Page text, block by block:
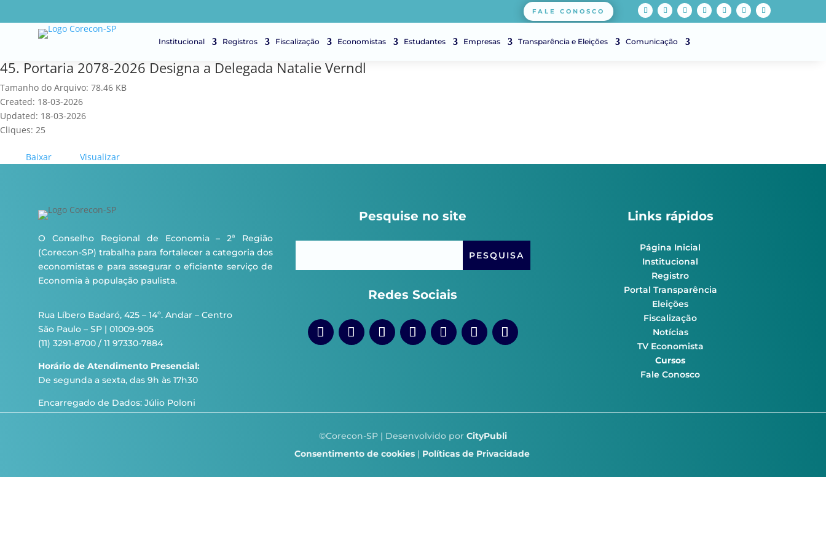
FALE CONOSCO
Institucional Registros Fiscalização Economistas Estudantes Empresas Transparência e Eleições Comunicação
45. Portaria 2078-2026 Designa a Delegada Natalie Verndl
Tamanho do Arquivo: 78.46 KB
Created: 18-03-2026
Updated: 18-03-2026
Cliques: 25
Baixar Visualizar
O Conselho Regional de Economia – 2ª Região
(Corecon-SP) trabalha para fortalecer a categoria dos
economistas e para assegurar o eficiente serviço de
Economia à população paulista.
Rua Líbero Badaró, 425 – 14º. Andar – Centro
São Paulo – SP | 01009-905
(11) 3291-8700 / 11 97330-7884
Horário de Atendimento Presencial:
De segunda a sexta, das 9h às 17h30
Encarregado de Dados: Júlio Poloni
Pesquise no site
Redes Sociais
Links rápidos
Página Inicial
Institucional
Registro
Portal Transparência
Eleições
Fiscalização
Notícias
TV Economista
Cursos
Fale Conosco
©Corecon-SP | Desenvolvido por CityPubli
Consentimento de cookies| Políticas de Privacidade